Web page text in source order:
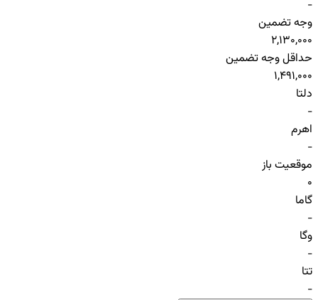
-
وجه تضمین
2,130,000
حداقل وجه تضمین
1,491,000
دلتا
-
اهرم
-
موقعیت باز
0
گاما
-
وگا
-
تتا
-